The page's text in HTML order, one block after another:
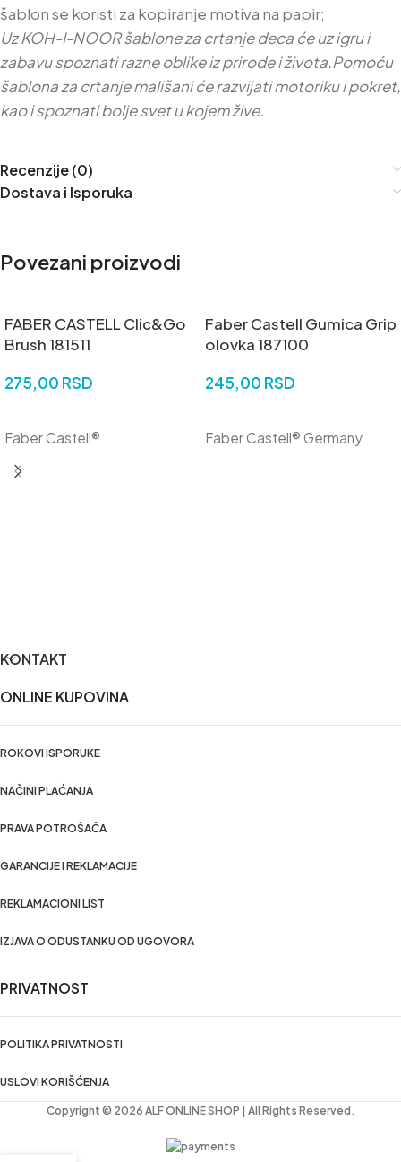
šablon se koristi za kopiranje motiva na papir;
Uz KOH-I-NOOR šablone za crtanje deca će uz igru i
zabavu spoznati razne oblike iz prirode i života.Pomoću
šablona za crtanje mališani će razvijati motoriku i pokret,
kao i spoznati bolje svet u kojem žive.
Recenzije (0)
Dostava i Isporuka
Povezani proizvodi
FABER CASTELL Clic&Go
Brush 181511
275,00 RSD
Faber Castell®
Faber Castell Gumica Grip
olovka 187100
245,00 RSD
Faber Castell® Germany
KONTAKT
ONLINE KUPOVINA
ROKOVI ISPORUKE
NAČINI PLAĆANJA
PRAVA POTROŠAČA
GARANCIJE I REKLAMACIJE
REKLAMACIONI LIST
IZJAVA O ODUSTANKU OD UGOVORA
PRIVATNOST
POLITIKA PRIVATNOSTI
USLOVI KORIŠĆENJA
Copyright © 2026 ALF ONLINE SHOP | All Rights Reserved.